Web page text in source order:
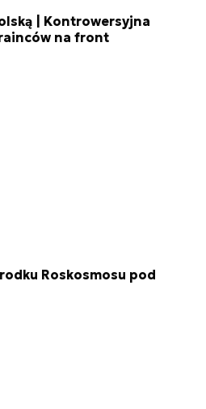
| Kontrowersyjna
na front
Roskosmosu pod